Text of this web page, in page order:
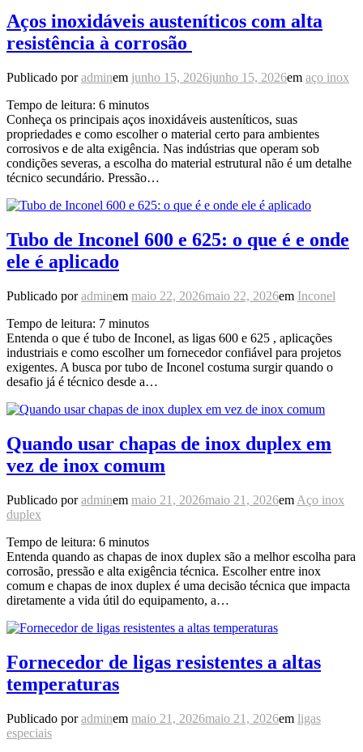
Aços inoxidáveis austeníticos com alta
resistência à corrosão
Publicado poradminem junho 15, 2026junho 15, 2026em aço inox
Tempo de leitura: 6 minutos
Conheça os principais aços inoxidáveis austeníticos, suas
propriedades e como escolher o material certo para ambientes
corrosivos e de alta exigência. Nas indústrias que operam sob
condições severas, a escolha do material estrutural não é um detalhe
técnico secundário. Pressão…
Tubo de Inconel 600 e 625: o que é e onde
ele é aplicado
Publicado poradminem maio 22, 2026maio 22, 2026em Inconel
Tempo de leitura: 7 minutos
Entenda o que é tubo de Inconel, as ligas 600 e 625 , aplicações
industriais e como escolher um fornecedor confiável para projetos
exigentes. A busca por tubo de Inconel costuma surgir quando o
desafio já é técnico desde a…
Quando usar chapas de inox duplex em
vez de inox comum
Publicado poradminem maio 21, 2026maio 21, 2026em Aço inox
duplex
Tempo de leitura: 6 minutos
Entenda quando as chapas de inox duplex são a melhor escolha para
corrosão, pressão e alta exigência técnica. Escolher entre inox
comum e chapas de inox duplex é uma decisão técnica que impacta
diretamente a vida útil do equipamento, a…
Fornecedor de ligas resistentes a altas
temperaturas
Publicado poradminem maio 21, 2026maio 21, 2026em ligas
especiais